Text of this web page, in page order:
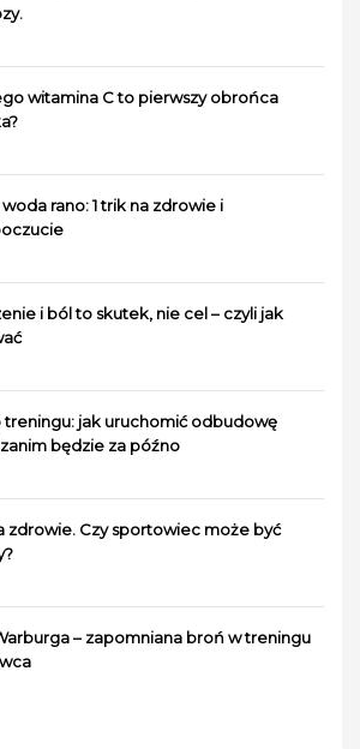
witamina C to pierwszy obrońca
woda rano: 1 trik na zdrowie i
i ból to skutek, nie cel – czyli jak
treningu: jak uruchomić odbudowę
będzie za późno
zdrowie. Czy sportowiec może być
– zapomniana broń w treningu